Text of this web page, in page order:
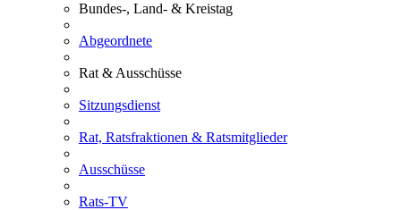
Bundes-, Land- & Kreistag
Abgeordnete
Rat & Ausschüsse
Sitzungsdienst
Rat, Ratsfraktionen & Ratsmitglieder
Ausschüsse
Rats-TV